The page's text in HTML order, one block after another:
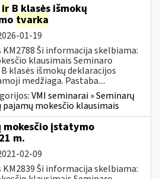
ir B klasės išmokų
tvarka
01-19
Ši informacija skelbiama:
klausimais Seminaro
klasės išmokų deklaracijos
medžiaga. Pastaba....
VMI seminarai » Seminarų
pajamų mokesčio klausimais
įstatymo
m.
02-09
Ši informacija skelbiama: